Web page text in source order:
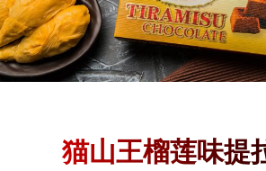
猫山王榴莲味提